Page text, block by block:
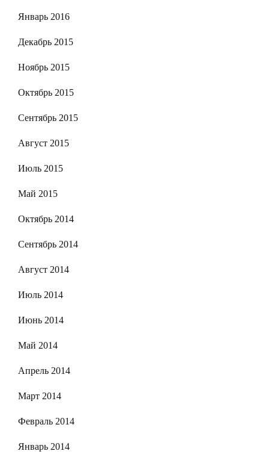
Январь 2016
Декабрь 2015
Ноябрь 2015
Октябрь 2015
Сентябрь 2015
Август 2015
Июль 2015
Май 2015
Октябрь 2014
Сентябрь 2014
Август 2014
Июль 2014
Июнь 2014
Май 2014
Апрель 2014
Март 2014
Февраль 2014
Январь 2014